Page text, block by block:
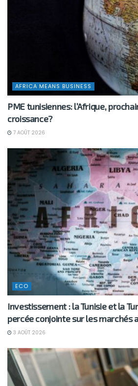
AFRICA MEANS BUSINESS
PME tunisiennes: l’Afrique,
croissance?
7 AOÛT 2026
ECO
Investissement : la Tunisie et la
percée conjointe sur les marchés
3 AOÛT 2026